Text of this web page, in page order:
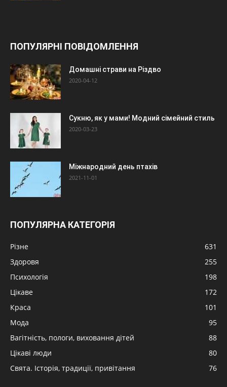
ПОПУЛЯРНІ ПОВІДОМЛЕННЯ
Домашні страви на Різдво
2020-04-12
Сукню, як у мами! Модний сімейний стиль
2020-03-23
Міжнародний день птахів
2021-11-01
ПОПУЛЯРНА КАТЕГОРІЯ
Різне
631
Здоровя
255
Психологія
198
Цікаве
172
Краса
101
Мода
95
Вагітність, пологи, виховання дітей
88
Цікаві люди
80
Свята. Історія, традиції, привітання
76